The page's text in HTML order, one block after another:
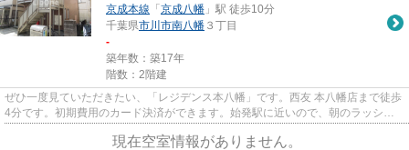
京成本線 「 京成八幡 」駅 徒歩10分
千葉県市川市南八幡 ３丁目
-
築年数：築17年
階数：2階建
ぜひ一度見ていただきたい、「レジデンス本八幡」です。西友 本八幡店まで徒歩
4分です。初期費用のカード決済ができます。始発駅に近いので、朝のラッシュ
現在空室情報がありません。